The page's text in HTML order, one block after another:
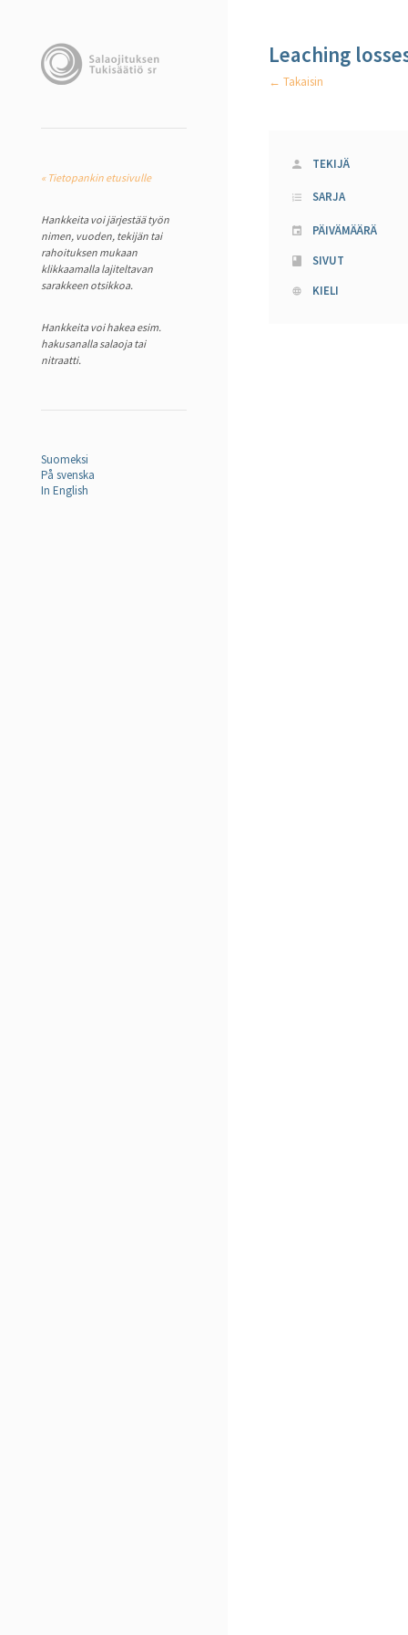
« Tietopankin etusivulle
Hankkeita voi järjestää työn
nimen, vuoden, tekijän tai
rahoituksen mukaan
klikkaamalla lajiteltavan
sarakkeen otsikkoa.
Hankkeita voi hakea esim.
hakusanalla salaoja tai
nitraatti.
Suomeksi
På svenska
In English
Leaching
← Takaisin
TEKIJÄ
SARJA
PÄIVÄMÄÄRÄ
SIVUT
KIELI